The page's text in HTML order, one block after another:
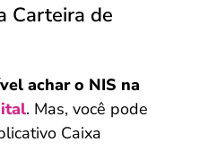
Carteira de
achar o NIS na
. Mas, você pode
Caixa